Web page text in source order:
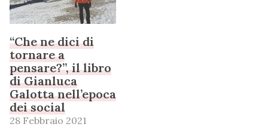
“Che ne dici di
tornare a
pensare?”, il libro
di Gianluca
Galotta nell’epoca
dei social
28 Febbraio 2021